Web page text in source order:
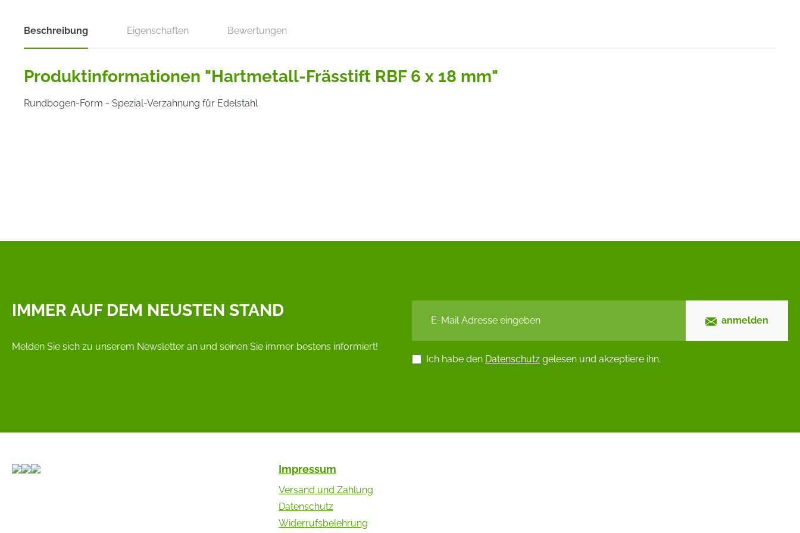
Beschreibung Eigenschaften Bewertungen
Produktinformationen "Hartmetall-Frässtift RBF 6 x 18 mm"
Rundbogen-Form - Spezial-Verzahnung für Edelstahl
IMMER AUF DEM NEUSTEN STAND
Melden Sie sich zu unserem Newsletter an und seinen Sie immer bestens informiert!
anmelden
Ich habe den Datenschutz gelesen und akzeptiere ihn.
Impressum
Versand und Zahlung
Datenschutz
Widerrufsbelehrung